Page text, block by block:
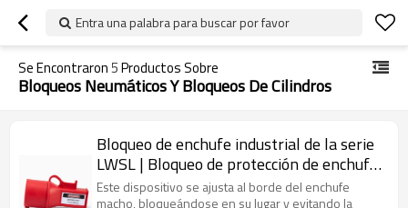
Entra una palabra para buscar por favor
Se Encontraron5Productos Sobre
Bloqueos Neumáticos Y Bloqueos De Cilindros
Bloqueo de enchufe industrial de la serie
LWSL | Bloqueo de protección de enchufe
de canal | Fabricación OEM de Lita Lock
Este dispositivo se ajusta al borde del enchufe
macho, bloqueándose en su lugar y evitando la